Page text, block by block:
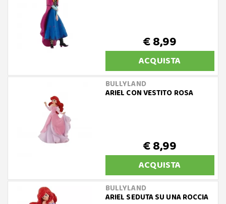
€ 8,99
ACQUISTA
BULLYLAND
ARIEL CON VESTITO ROSA
€ 8,99
ACQUISTA
BULLYLAND
ARIEL SEDUTA SU UNA ROCCIA